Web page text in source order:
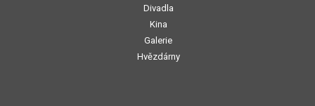
Divadla
Kina
Galerie
Hvězdárny